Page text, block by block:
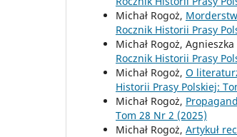
Michał Rogoż,
Rocznik Historii Prasy
Michał Rogoż, Agnieszka
Rocznik Historii Prasy
Michał Rogoż, O
Historii Prasy Polskiej:
Michał Rogoż,
Tom 28 Nr 2 (2025)
Michał Rogoż, Artykuł